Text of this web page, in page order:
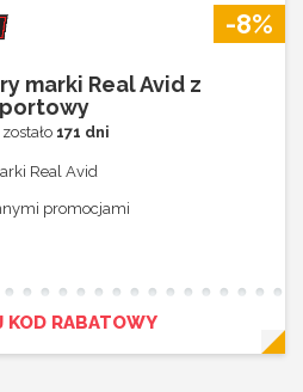
-8%
marki Real Avid z
171 dni
Real Avid
promocjami
KOD RABATOWY